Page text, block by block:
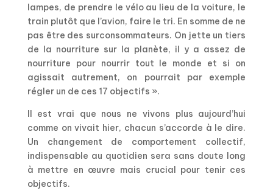
lampes, de prendre le vélo au lieu de la voiture, le
train plutôt que l’avion, faire le tri. En somme de ne
pas être des surconsommateurs. On jette un tiers
de la nourriture sur la planète, il y a assez de
nourriture pour nourrir tout le monde et si on
agissait autrement, on pourrait par exemple
régler un de ces 17 objectifs ».
Il est vrai que nous ne vivons plus aujourd’hui
comme on vivait hier, chacun s’accorde à le dire.
Un changement de comportement collectif,
indispensable au quotidien sera sans doute long
à mettre en œuvre mais crucial pour tenir ces
objectifs.